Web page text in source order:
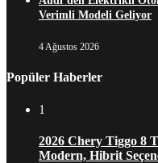
Verimli Modeli Geliyor
4 Ağustos 2026
Popüler Haberler
1
2026 Chery Tiggo 8
Modern, Hibrit